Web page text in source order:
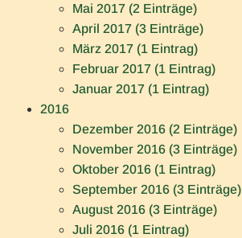
Mai 2017 (2 Einträge)
April 2017 (3 Einträge)
März 2017 (1 Eintrag)
Februar 2017 (1 Eintrag)
Januar 2017 (1 Eintrag)
2016
Dezember 2016 (2 Einträge)
November 2016 (3 Einträge)
Oktober 2016 (1 Eintrag)
September 2016 (3 Einträge)
August 2016 (3 Einträge)
Juli 2016 (1 Eintrag)